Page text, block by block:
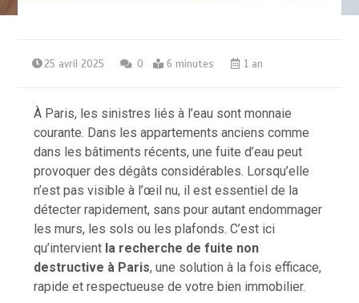
25 avril 2025 0 6 minutes 1 an
À Paris, les sinistres liés à l’eau sont monnaie
courante. Dans les appartements anciens comme
dans les bâtiments récents, une fuite d’eau peut
provoquer des dégâts considérables. Lorsqu’elle
n’est pas visible à l’œil nu, il est essentiel de la
détecter rapidement, sans pour autant endommager
les murs, les sols ou les plafonds. C’est ici
qu’intervient la recherche de fuite non
destructive à Paris, une solution à la fois efficace,
rapide et respectueuse de votre bien immobilier.